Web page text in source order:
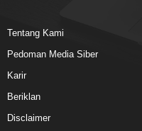
Tentang Kami
Pedoman Media Siber
Karir
Beriklan
Disclaimer